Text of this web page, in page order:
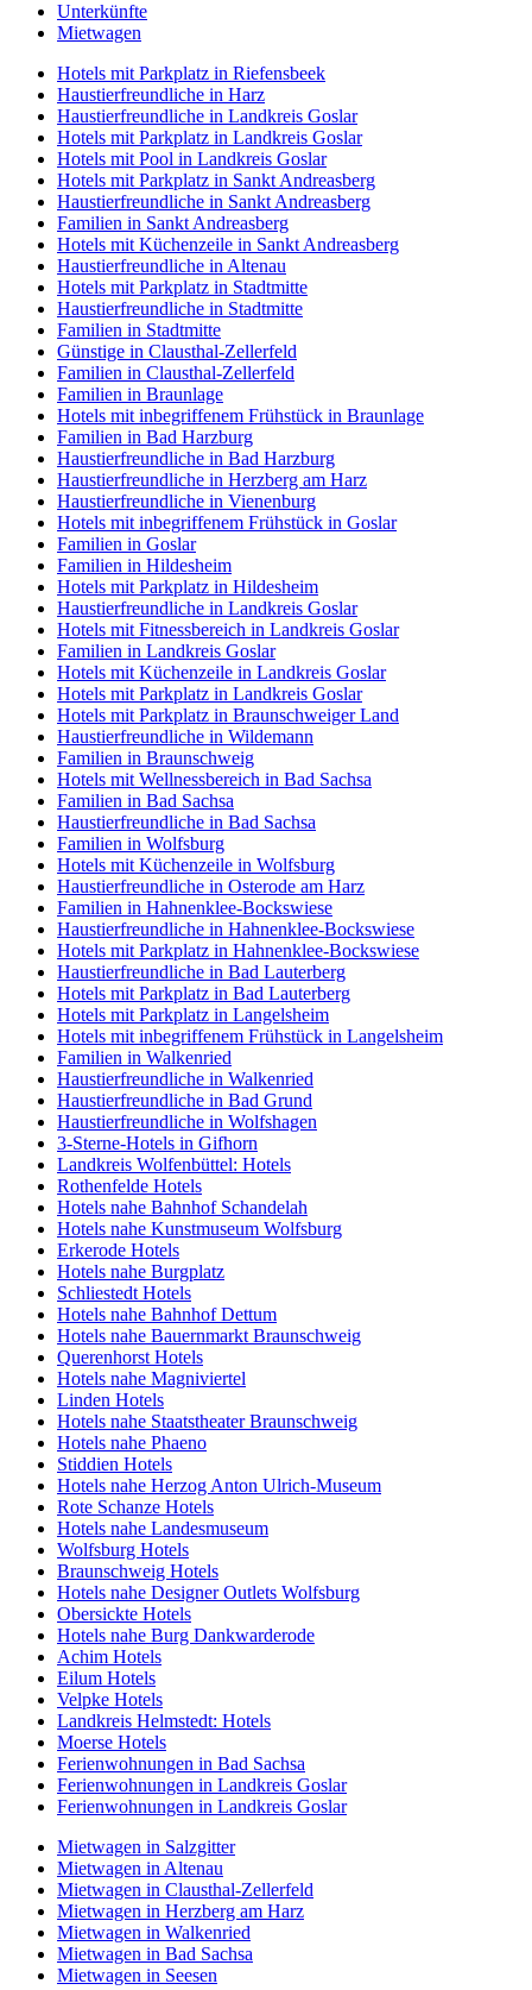
Unterkünfte
Mietwagen
Hotels mit Parkplatz in Riefensbeek
Haustierfreundliche in Harz
Haustierfreundliche in Landkreis Goslar
Hotels mit Parkplatz in Landkreis Goslar
Hotels mit Pool in Landkreis Goslar
Hotels mit Parkplatz in Sankt Andreasberg
Haustierfreundliche in Sankt Andreasberg
Familien in Sankt Andreasberg
Hotels mit Küchenzeile in Sankt Andreasberg
Haustierfreundliche in Altenau
Hotels mit Parkplatz in Stadtmitte
Haustierfreundliche in Stadtmitte
Familien in Stadtmitte
Günstige in Clausthal-Zellerfeld
Familien in Clausthal-Zellerfeld
Familien in Braunlage
Hotels mit inbegriffenem Frühstück in Braunlage
Familien in Bad Harzburg
Haustierfreundliche in Bad Harzburg
Haustierfreundliche in Herzberg am Harz
Haustierfreundliche in Vienenburg
Hotels mit inbegriffenem Frühstück in Goslar
Familien in Goslar
Familien in Hildesheim
Hotels mit Parkplatz in Hildesheim
Haustierfreundliche in Landkreis Goslar
Hotels mit Fitnessbereich in Landkreis Goslar
Familien in Landkreis Goslar
Hotels mit Küchenzeile in Landkreis Goslar
Hotels mit Parkplatz in Landkreis Goslar
Hotels mit Parkplatz in Braunschweiger Land
Haustierfreundliche in Wildemann
Familien in Braunschweig
Hotels mit Wellnessbereich in Bad Sachsa
Familien in Bad Sachsa
Haustierfreundliche in Bad Sachsa
Familien in Wolfsburg
Hotels mit Küchenzeile in Wolfsburg
Haustierfreundliche in Osterode am Harz
Familien in Hahnenklee-Bockswiese
Haustierfreundliche in Hahnenklee-Bockswiese
Hotels mit Parkplatz in Hahnenklee-Bockswiese
Haustierfreundliche in Bad Lauterberg
Hotels mit Parkplatz in Bad Lauterberg
Hotels mit Parkplatz in Langelsheim
Hotels mit inbegriffenem Frühstück in Langelsheim
Familien in Walkenried
Haustierfreundliche in Walkenried
Haustierfreundliche in Bad Grund
Haustierfreundliche in Wolfshagen
3-Sterne-Hotels in Gifhorn
Landkreis Wolfenbüttel: Hotels
Rothenfelde Hotels
Hotels nahe Bahnhof Schandelah
Hotels nahe Kunstmuseum Wolfsburg
Erkerode Hotels
Hotels nahe Burgplatz
Schliestedt Hotels
Hotels nahe Bahnhof Dettum
Hotels nahe Bauernmarkt Braunschweig
Querenhorst Hotels
Hotels nahe Magniviertel
Linden Hotels
Hotels nahe Staatstheater Braunschweig
Hotels nahe Phaeno
Stiddien Hotels
Hotels nahe Herzog Anton Ulrich-Museum
Rote Schanze Hotels
Hotels nahe Landesmuseum
Wolfsburg Hotels
Braunschweig Hotels
Hotels nahe Designer Outlets Wolfsburg
Obersickte Hotels
Hotels nahe Burg Dankwarderode
Achim Hotels
Eilum Hotels
Velpke Hotels
Landkreis Helmstedt: Hotels
Moerse Hotels
Ferienwohnungen in Bad Sachsa
Ferienwohnungen in Landkreis Goslar
Ferienwohnungen in Landkreis Goslar
Mietwagen in Salzgitter
Mietwagen in Altenau
Mietwagen in Clausthal-Zellerfeld
Mietwagen in Herzberg am Harz
Mietwagen in Walkenried
Mietwagen in Bad Sachsa
Mietwagen in Seesen